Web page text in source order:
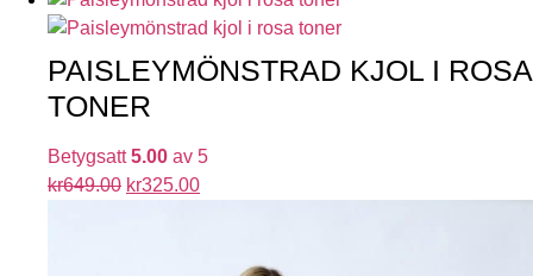
PAISLEYMÖNSTRAD KJOL I ROSA
TONER
Betygsatt5.00 av 5
kr649.00 kr325.00